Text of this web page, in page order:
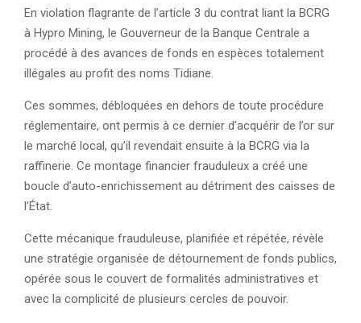
En violation flagrante de l’article 3 du contrat liant la BCRG
à Hypro Mining, le Gouverneur de la Banque Centrale a
procédé à des avances de fonds en espèces totalement
illégales au profit des noms Tidiane.
Ces sommes, débloquées en dehors de toute procédure
réglementaire, ont permis à ce dernier d’acquérir de l’or sur
le marché local, qu’il revendait ensuite à la BCRG via la
raffinerie. Ce montage financier frauduleux a créé une
boucle d’auto-enrichissement au détriment des caisses de
l’État.
Cette mécanique frauduleuse, planifiée et répétée, révèle
une stratégie organisée de détournement de fonds publics,
opérée sous le couvert de formalités administratives et
avec la complicité de plusieurs cercles de pouvoir.